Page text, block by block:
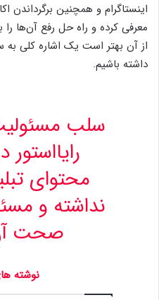
اینستاگرام و همچنین برگرداندن
معرفی کرده و راه حل رفع آن‌ها را
از آن بهتر است یک اشاره کلی به
داشته باشیم.
سلب‌
رایااستور
محتوای
نداشته و
صحت
نوشته